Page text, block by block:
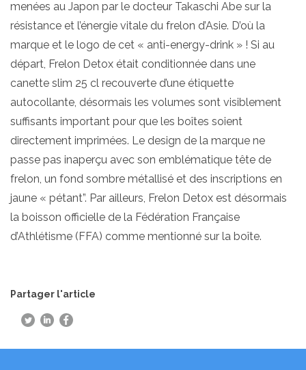
menées au Japon par le docteur Takaschi Abe sur la
résistance et l’énergie vitale du frelon d’Asie. D’où la
marque et le logo de cet « anti-energy-drink » ! Si au
départ, Frelon Detox était conditionnée dans une
canette slim 25 cl recouverte d’une étiquette
autocollante, désormais les volumes sont visiblement
suffisants important pour que les boîtes soient
directement imprimées. Le design de la marque ne
passe pas inaperçu avec son emblématique tête de
frelon, un fond sombre métallisé et des inscriptions en
jaune « pétant”. Par ailleurs, Frelon Detox est désormais
la boisson officielle de la Fédération Française
d’Athlétisme (FFA) comme mentionné sur la boîte.
Partager l'article